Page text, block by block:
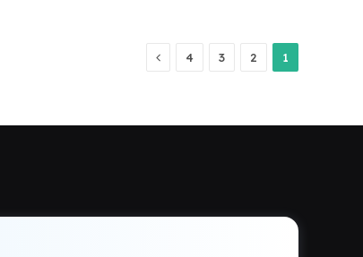
1
2
3
4 التالي